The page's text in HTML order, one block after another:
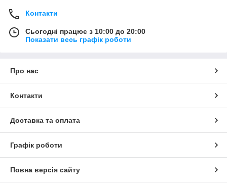
Контакти
Сьогодні працює з 10:00 до 20:00
Показати весь графік роботи
Про нас
Контакти
Доставка та оплата
Графік роботи
Повна версія сайту